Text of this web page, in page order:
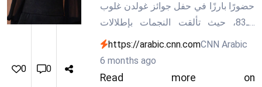
0 0
حضورًا بارزًا في حفل جوائز غولدن غلوب
الـ83، حيث تألقت النجمات بإطلالات
فاخرة تجمع بين التراث الشرقي
والفخامة العالمية، ما أكدّ قدرة التصاميم
العربية على فرض نفسها على السجادة
https://arabic.cnn.comCNN Arabic
6 months ago
Read more on